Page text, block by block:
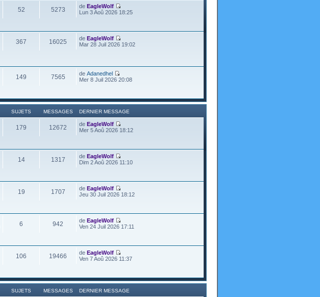
52 5273 deEagleWolf
Lun 3 Aoû 2026 18:25
367 16025 deEagleWolf
Mar 28 Juil 2026 19:02
149 7565 deAdanedhel
Mer 8 Juil 2026 20:08
SUJETS MESSAGES DERNIER MESSAGE
179 12672 deEagleWolf
Mer 5 Aoû 2026 18:12
14 1317 deEagleWolf
Dim 2 Aoû 2026 11:10
19 1707 deEagleWolf
Jeu 30 Juil 2026 18:12
6 942 deEagleWolf
Ven 24 Juil 2026 17:11
106 19466 deEagleWolf
Ven 7 Aoû 2026 11:37
SUJETS MESSAGES DERNIER MESSAGE